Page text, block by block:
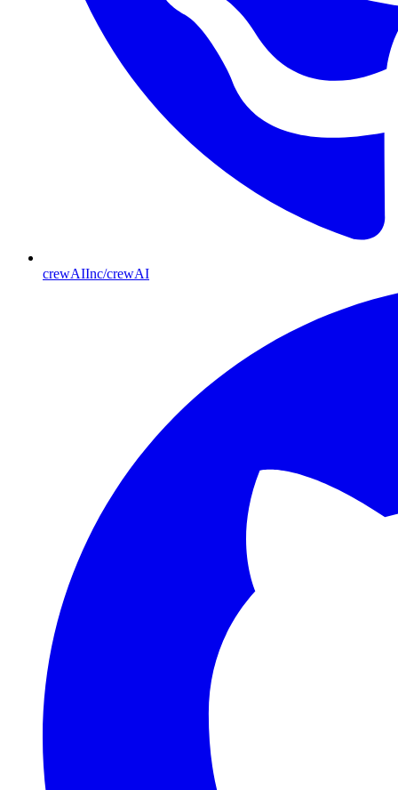
crewAIInc/crewAI